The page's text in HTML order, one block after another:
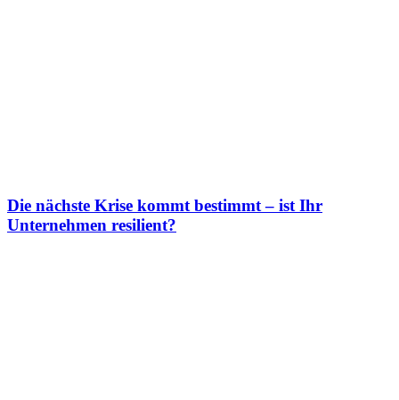
Die nächste Krise kommt bestimmt – ist Ihr
Unternehmen resilient?